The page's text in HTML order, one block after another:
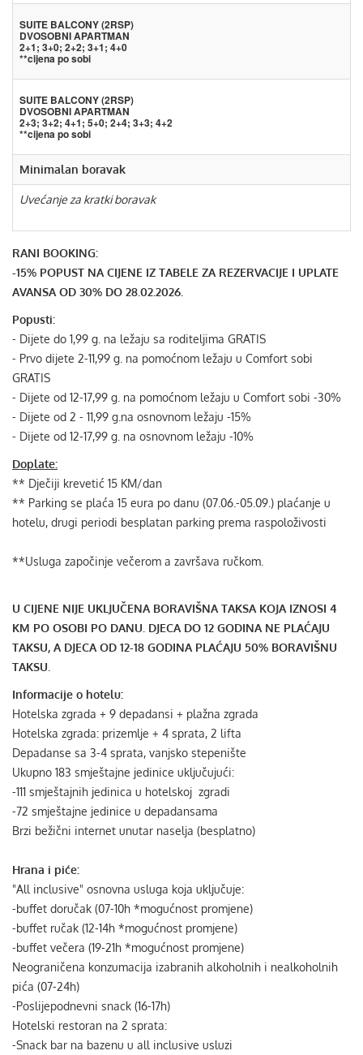
SUITE BALCONY (2RSP)
DVOSOBNI APARTMAN
2+1; 3+0; 2+2; 3+1; 4+0
**cijena po sobi
SUITE BALCONY (2RSP)
DVOSOBNI APARTMAN
2+3; 3+2; 4+1; 5+0; 2+4; 3+3; 4+2
**cijena po sobi
Minimalan boravak
Uvećanje za kratki boravak
RANI BOOKING:
-15% POPUST NA CIJENE IZ TABELE ZA REZERVACIJE I UPLATE
AVANSA OD 30% DO 28.02.2026.
Popusti:
- Dijete do 1,99 g. na ležaju sa roditeljima GRATIS
- Prvo dijete 2-11,99 g. na pomoćnom ležaju u Comfort sobi
GRATIS
- Dijete od 12-17,99 g. na pomoćnom ležaju u Comfort sobi -30%
- Dijete od 2 - 11,99 g.na osnovnom ležaju -15%
- Dijete od 12-17,99 g. na osnovnom ležaju -10%
Doplate:
** Dječiji krevetić 15 KM/dan
** Parking se plaća 15 eura po danu (07.06.-05.09.) plaćanje u
hotelu, drugi periodi besplatan parking prema raspoloživosti
**Usluga započinje večerom a završava ručkom.
U CIJENE NIJE UKLJUČENA BORAVIŠNA TAKSA KOJA IZNOSI 4
KM PO OSOBI PO DANU. DJECA DO 12 GODINA NE PLAĆAJU
TAKSU, A DJECA OD 12-18 GODINA PLAĆAJU 50% BORAVIŠNU
TAKSU.
Informacije o hotelu:
Hotelska zgrada + 9 depadansi + plažna zgrada
Hotelska zgrada: prizemlje + 4 sprata, 2 lifta
Depadanse sa 3-4 sprata, vanjsko stepenište
Ukupno 183 smještajne jedinice uključujući:
-111 smještajnih jedinica u hotelskoj zgradi
-72 smještajne jedinice u depadansama
Brzi bežični internet unutar naselja (besplatno)
Hrana i piće:
"All inclusive" osnovna usluga koja uključuje:
-buffet doručak (07-10h *mogućnost promjene)
-buffet ručak (12-14h *mogućnost promjene)
-buffet večera (19-21h *mogućnost promjene)
Neograničena konzumacija izabranih alkoholnih i nealkoholnih
pića (07-24h)
-Poslijepodnevni snack (16-17h)
Hotelski restoran na 2 sprata:
-Snack bar na bazenu u all inclusive usluzi